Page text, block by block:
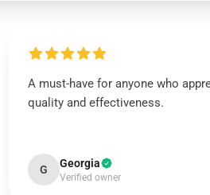
A must-have for anyone who
quality and effectiveness.
G Georgia
Verified owner